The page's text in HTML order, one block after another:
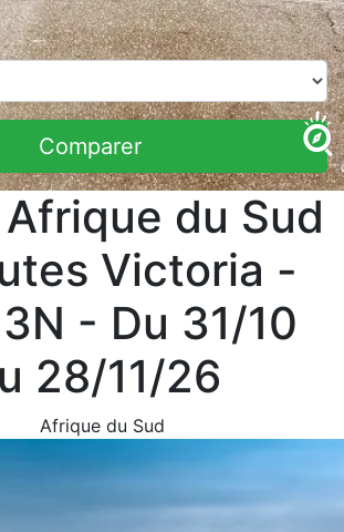
Comparer
du Sud
Victoria -
- Du 31/10
28/11/26
Afrique du Sud